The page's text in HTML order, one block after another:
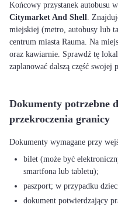
Końcowy przystanek autobusu
Citymarket And Shell.
miejskiej (metro, autobusy lub
centrum miasta Rauma. Na
oraz kawiarnie. Sprawdź tę
zaplanować dalszą część swojej
Dokumenty potrzebne
przekroczenia granicy
bilet (może być
smartfona lub tabletu);
paszport; w przypadku
dokument potwierdzający